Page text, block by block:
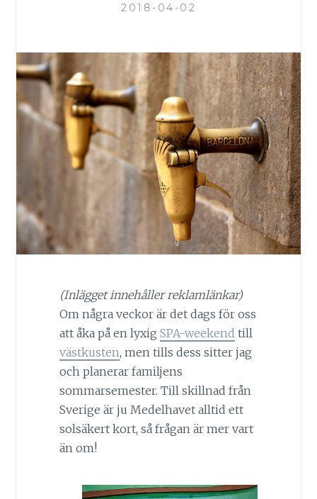
2018-04-02
(Inlägget innehåller reklamlänkar)
Om några veckor är det dags för oss
att åka på en lyxig SPA-weekend till
västkusten, men tills dess sitter jag
och planerar familjens
sommarsemester. Till skillnad från
Sverige är ju Medelhavet alltid ett
solsäkert kort, så frågan är mer vart
än om!